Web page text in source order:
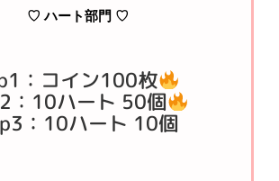
♡ ハート部門 ♡
：コイン100枚
：10ハート 50個
：10ハート 10個